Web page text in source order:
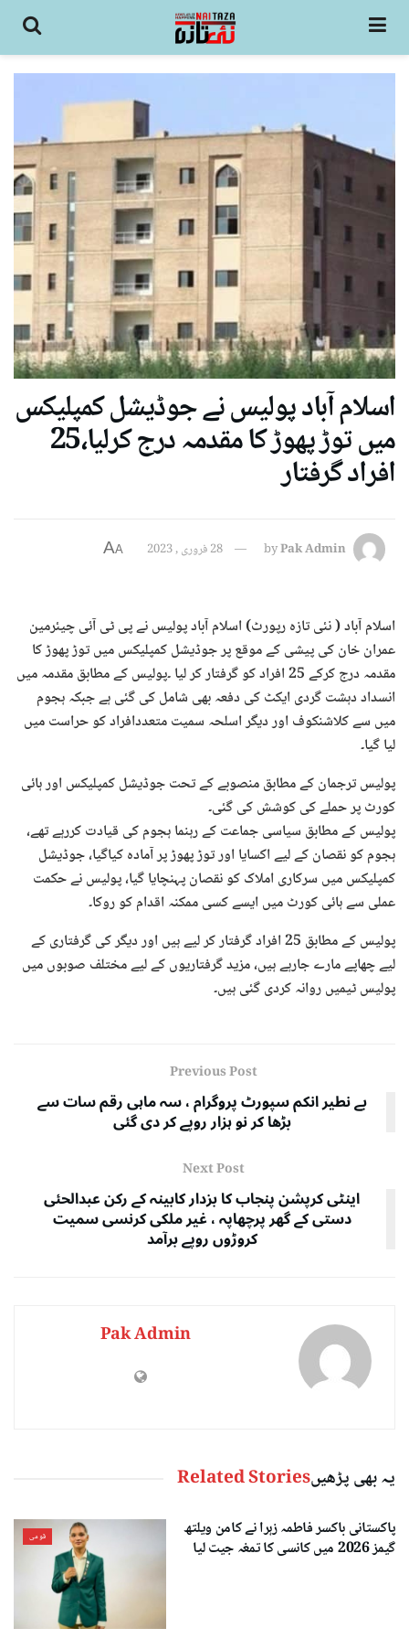
اسلام آباد پولیس نے جوڈیشل کمپلیکس
میں توڑ پھوڑ کا مقدمہ درج کرلیا،25
افراد گرفتار
byPak Admin 28 فروری , 2023 A
A
اسلام آباد ( نئی تازہ رپورٹ) اسلام آباد پولیس نے پی ٹی آئی چیئرمین
عمران خان کی پیشی کے موقع پر جوڈیشل کمپلیکس میں توڑ پھوڑ کا
مقدمہ درج کرکے 25 افراد کو گرفتار کر لیا ۔پولیس کے مطابق مقدمہ میں
انسداد دہشت گردی ایکٹ کی دفعہ بھی شامل کی گئی ہے جبکہ ہجوم
میں سے کلاشنکوف اور دیگر اسلحہ سمیت متعددافراد کو حراست میں
لیا گیا۔
پولیس ترجمان کے مطابق منصوبے کے تحت جوڈیشل کمپلیکس اور ہائی
کورٹ پر حملے کی کوشش کی گئی۔
پولیس کے مطابق سیاسی جماعت کے رہنما ہجوم کی قیادت کررہے تھے،
ہجوم کو نقصان کے لیے اکسایا اور توڑ پھوڑ پر آمادہ کیاگیا، جوڈیشل
کمپلیکس میں سرکاری املاک کو نقصان پہنچایا گیا، پولیس نے حکمت
عملی سے ہائی کورٹ میں ایسے کسی ممکنہ اقدام کو روکا۔
پولیس کے مطابق 25 افراد گرفتار کر لیے ہیں اور دیگر کی گرفتاری کے
لیے چھاپے مارے جارہے ہیں، مزید گرفتاریوں کے لیے مختلف صوبوں میں
پولیس ٹیمیں روانہ کردی گئی ہیں۔
Previous Post
بے نطیر انکم سپورٹ پروگرام ، سہ ماہی رقم سات سے
بڑھا کر نو ہزار روپے کر دی گئی
Next Post
اینٹی کرپشن پنجاب کا بزدار کابینہ کے رکن عبدالحئی
دستی کے گھر پرچھاپہ ، غیر ملکی کرنسی سمیت
کروڑوں روپے برآمد
Pak Admin
یہ بھی پڑھیںRelated Stories
قومی
پاکستانی باکسر فاطمہ زہرا نے کامن ویلتھ
گیمز 2026 میں کانسی کا تمغہ جیت لیا